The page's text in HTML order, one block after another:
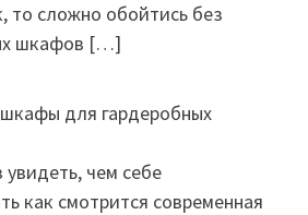
то сложно обойтись без
шкафов […]
для гардеробных
чем себе
как смотрится современная